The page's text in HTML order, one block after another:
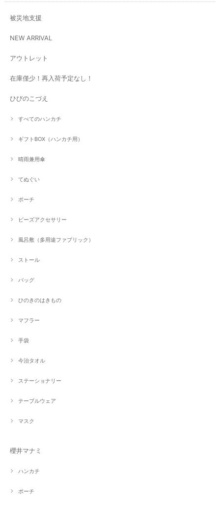
被災地支援
NEW ARRIVAL
アウトレット
在庫僅少！再入荷予定なし！
ひびのこづえ
すべてのハンカチ
ギフトBOX（ハンカチ用）
晴雨兼用傘
てぬぐい
ポーチ
ビーズアクセサリー
風呂敷（多用途ファブリック）
ストール
バッグ
ひのきのはきもの
マフラー
手袋
今治タオル
ステーショナリー
テーブルウェア
マスク
櫻井マナミ
ハンカチ
ポーチ